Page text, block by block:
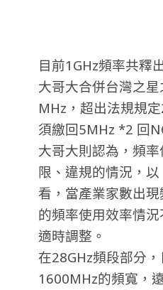
目前1GHz頻率共釋
大哥大合併台灣之
MHz，超出法規規
須繳回5MHz *2 回
大哥大則認為，頻
限、違規的情況，
看，當產業家數出
的頻率使用效率情
適時調整。
在28GHz頻段部分
1600MHz的頻寬，